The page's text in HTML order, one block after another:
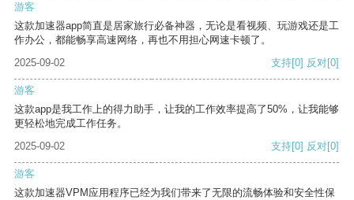
游客
这款加速器app简直是居家旅行必备神器，无论是看视频、玩游戏还是工
作办公，都能畅享高速网络，再也不用担心网速卡顿了。
2025-09-02
支持[0] 反对[0]
游客
这款app是我工作上的得力助手，让我的工作效率提高了50%，让我能够
更轻松地完成工作任务。
2025-09-02
支持[0] 反对[0]
游客
这款加速器VPM应用程序已经为我们带来了无限的流畅体验和安全性保